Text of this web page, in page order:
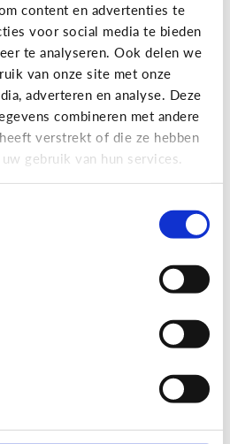
content en advertenties te
voor social media te bieden
te analyseren. Ook delen we
van onze site met onze
adverteren en analyse. Deze
combineren met andere
verstrekt of die ze hebben
gebruik van hun services.
mijn kind teveel?